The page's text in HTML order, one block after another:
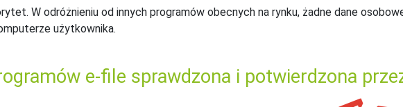
W odróżnieniu od innych programów obecnych na rynku, żadne dane
użytkownika.
e-file sprawdzona i potwierdzona